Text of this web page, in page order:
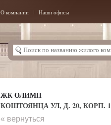
О компании Наши офисы
ЖК ОЛИМП
КОШТОЯНЦА УЛ, Д. 20, КОРП. 1
« вернуться